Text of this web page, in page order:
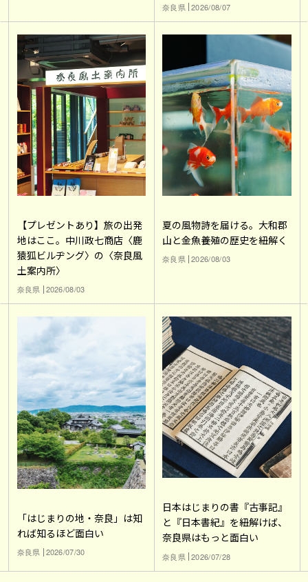
奈良県 2026/08/07
【プレゼントあり】旅の出発
地はここ。中川政七商店〈鹿
猿狐ビルヂング〉の〈奈良風
土案内所〉
奈良県 2026/08/03
夏の風物詩を届ける。大和郡
山と金魚養殖の歴史を紐解く
奈良県 2026/08/03
「はじまりの地・奈良」は知
れば知るほど面白い
奈良県 2026/07/30
日本はじまりの書『古事記』
と『日本書紀』を紐解けば、
奈良県はもっと面白い
奈良県 2026/07/28